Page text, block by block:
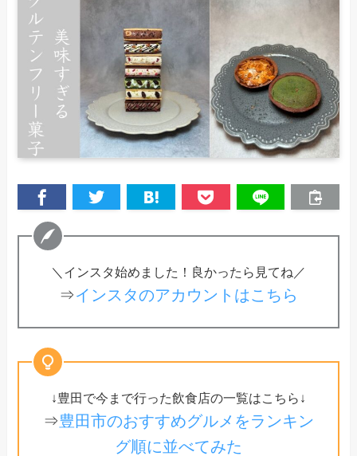
＼インスタ始めました！良かったら見てね／
⇒インスタのアカウントはこちら
↓豊田で今まで行った飲食店の一覧はこちら↓
⇒豊田市のおすすめグルメをランキン
グ順に並べてみた